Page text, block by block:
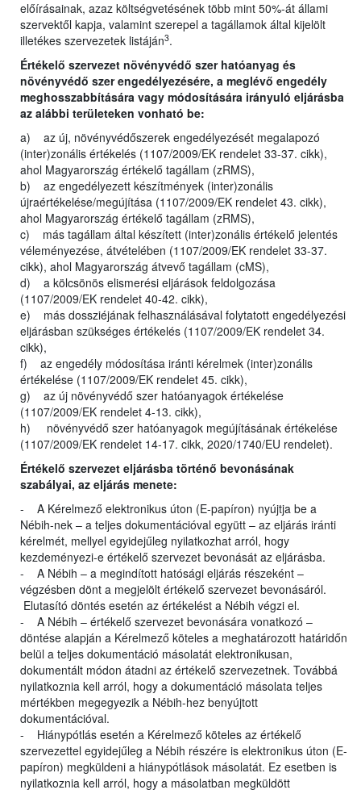
előírásainak, azaz költségvetésének több mint 50%-át állami
szervektől kapja, valamint szerepel a tagállamok által kijelölt
illetékes szervezetek listáján3.
Értékelő szervezet növényvédő szer hatóanyag és
növényvédő szer engedélyezésére, a meglévő engedély
meghosszabbítására vagy módosítására irányuló eljárásba
az alábbi területeken vonható be:
a) az új, növényvédőszerek engedélyezését megalapozó
(inter)zonális értékelés (1107/2009/EK rendelet 33-37. cikk),
ahol Magyarország értékelő tagállam (zRMS),
b) az engedélyezett készítmények (inter)zonális
újraértékelése/megújítása (1107/2009/EK rendelet 43. cikk),
ahol Magyarország értékelő tagállam (zRMS),
c) más tagállam által készített (inter)zonális értékelő jelentés
véleményezése, átvételében (1107/2009/EK rendelet 33-37.
cikk), ahol Magyarország átvevő tagállam (cMS),
d) a kölcsönös elismerési eljárások feldolgozása
(1107/2009/EK rendelet 40-42. cikk),
e) más dossziéjának felhasználásával folytatott engedélyezési
eljárásban szükséges értékelés (1107/2009/EK rendelet 34.
cikk),
f) az engedély módosítása iránti kérelmek (inter)zonális
értékelése (1107/2009/EK rendelet 45. cikk),
g) az új növényvédő szer hatóanyagok értékelése
(1107/2009/EK rendelet 4-13. cikk),
h) növényvédő szer hatóanyagok megújításának értékelése
(1107/2009/EK rendelet 14-17. cikk, 2020/1740/EU rendelet).
Értékelő szervezet eljárásba történő bevonásának
szabályai, az eljárás menete:
- A Kérelmező elektronikus úton (E-papíron) nyújtja be a
Nébih-nek – a teljes dokumentációval együtt – az eljárás iránti
kérelmét, mellyel egyidejűleg nyilatkozhat arról, hogy
kezdeményezi-e értékelő szervezet bevonását az eljárásba.
- A Nébih – a megindított hatósági eljárás részeként –
végzésben dönt a megjelölt értékelő szervezet bevonásáról.
Elutasító döntés esetén az értékelést a Nébih végzi el.
- A Nébih – értékelő szervezet bevonására vonatkozó –
döntése alapján a Kérelmező köteles a meghatározott határidőn
belül a teljes dokumentáció másolatát elektronikusan,
dokumentált módon átadni az értékelő szervezetnek. Továbbá
nyilatkoznia kell arról, hogy a dokumentáció másolata teljes
mértékben megegyezik a Nébih-hez benyújtott
dokumentációval.
- Hiánypótlás esetén a Kérelmező köteles az értékelő
szervezettel egyidejűleg a Nébih részére is elektronikus úton (E-
papíron) megküldeni a hiánypótlások másolatát. Ez esetben is
nyilatkoznia kell arról, hogy a másolatban megküldött